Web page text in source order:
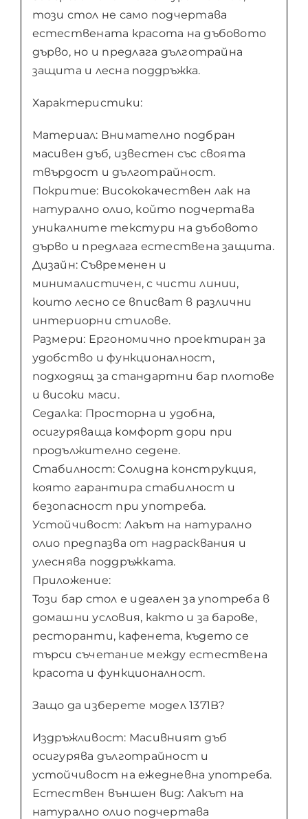
този стол не само подчертава
естествената красота на дъбовото
дърво, но и предлага дълготрайна
защита и лесна поддръжка.
Характеристики:
Материал: Внимателно подбран
масивен дъб, известен със своята
твърдост и дълготрайност.
Покритие: Висококачествен лак на
натурално олио, който подчертава
уникалните текстури на дъбовото
дърво и предлага естествена защита.
Дизайн: Съвременен и
минималистичен, с чисти линии,
които лесно се вписват в различни
интериорни стилове.
Размери: Ергономично проектиран за
удобство и функционалност,
подходящ за стандартни бар плотове
и високи маси.
Седалка: Просторна и удобна,
осигуряваща комфорт дори при
продължително седене.
Стабилност: Солидна конструкция,
която гарантира стабилност и
безопасност при употреба.
Устойчивост: Лакът на натурално
олио предпазва от надрасквания и
улеснява поддръжката.
Приложение:
Този бар стол е идеален за употреба в
домашни условия, както и за барове,
ресторанти, кафенета, където се
търси съчетание между естествена
красота и функционалност.
Защо да изберете модел 1371B?
Издръжливост: Масивният дъб
осигурява дълготрайност и
устойчивост на ежедневна употреба.
Естествен външен вид: Лакът на
натурално олио подчертава